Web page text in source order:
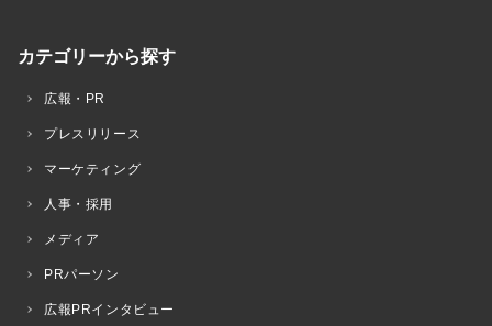
カテゴリーから探す
広報・PR
プレスリリース
マーケティング
人事・採用
メディア
PRパーソン
広報PRインタビュー